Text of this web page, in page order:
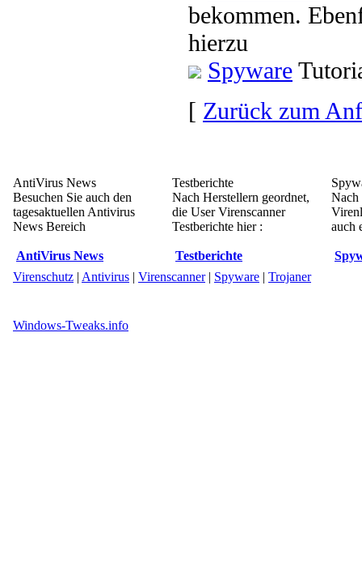
bekommen.
hierzu
Spyware
[ Zurück zum
AntiVirus News
Besuchen Sie auch den
tagesaktuellen Antivirus
News Bereich
AntiVirus News
Testberichte
Nach Herstellern geordnet,
die User Virenscanner
Testberichte hier :
Testberichte
Nach
auch
Virenschutz | Antivirus | Virenscanner| Spyware | Trojaner
Windows-Tweaks.info